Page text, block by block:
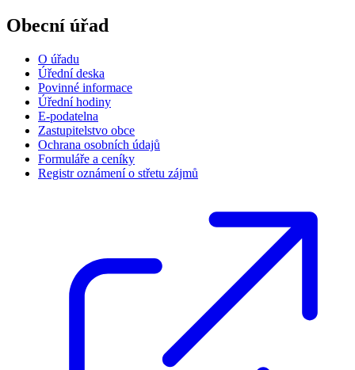
Obecní úřad
O úřadu
Úřední deska
Povinné informace
Úřední hodiny
E-podatelna
Zastupitelstvo obce
Ochrana osobních údajů
Formuláře a ceníky
Registr oznámení o střetu zájmů